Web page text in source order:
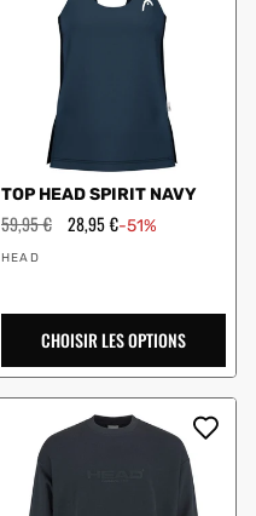
TOP HEAD SPIRIT NAVY
Prix
régulier
59,95 € Prix
en
28,95 €-51%
Vendeur
HEAD
CHOISIR LES OPTIONS